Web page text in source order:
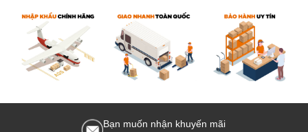
Bạn muốn nhận khuyến mãi